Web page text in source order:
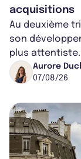
acquisitions
Au deuxième
son
plus
progresse de
Aurore
07/08/26